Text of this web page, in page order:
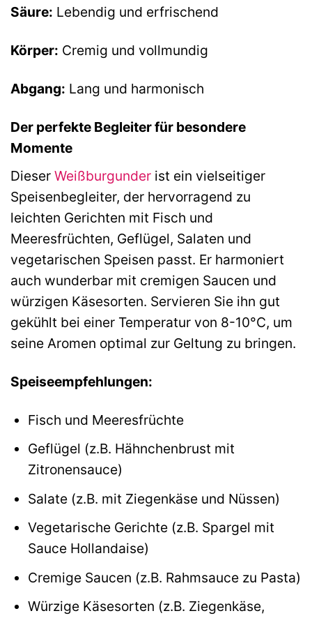
Säure: Lebendig und erfrischend
Körper: Cremig und vollmundig
Abgang: Lang und harmonisch
Der perfekte Begleiter für besondere
Momente
Dieser Weißburgunder ist ein vielseitiger
Speisenbegleiter, der hervorragend zu
leichten Gerichten mit Fisch und
Meeresfrüchten, Geflügel, Salaten und
vegetarischen Speisen passt. Er harmoniert
auch wunderbar mit cremigen Saucen und
würzigen Käsesorten. Servieren Sie ihn gut
gekühlt bei einer Temperatur von 8-10°C, um
seine Aromen optimal zur Geltung zu bringen.
Speiseempfehlungen:
Fisch und Meeresfrüchte
Geflügel (z.B. Hähnchenbrust mit
Zitronensauce)
Salate (z.B. mit Ziegenkäse und Nüssen)
Vegetarische Gerichte (z.B. Spargel mit
Sauce Hollandaise)
Cremige Saucen (z.B. Rahmsauce zu Pasta)
Würzige Käsesorten (z.B. Ziegenkäse,